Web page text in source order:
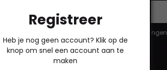
Registreer
Heb je nog geen account? Klik op de
knop om snel een account aan te
maken
* Lees hier de wettelijke beperkingen